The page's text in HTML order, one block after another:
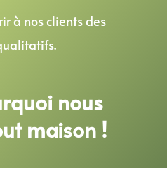
à nos clients des
nous
maison !